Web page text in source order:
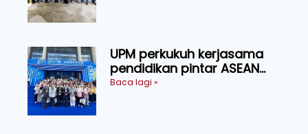
UPM perkukuh kerjasama
pendidikan pintar ASEAN
menerusi lawatan rasmi ke
Baca lagi »